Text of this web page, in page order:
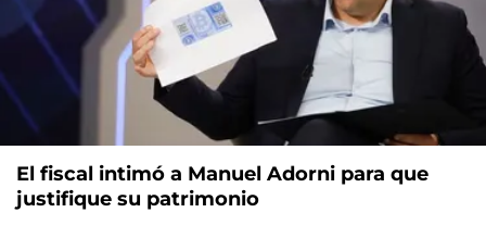
El fiscal intimó a Manuel Adorni para que
justifique su patrimonio